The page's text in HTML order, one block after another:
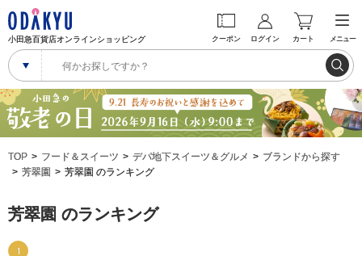
小田急百貨店オンラインショッピング クーポン ログイン カート メニュー
TOP フード＆スイーツ デパ地下スイーツ＆グルメ
ブランドから探す
芳翠園
芳翠園 のランキング
芳翠園 のランキング
1